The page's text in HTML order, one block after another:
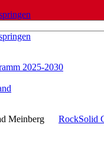
2025-2030
Meinberg RockSolid